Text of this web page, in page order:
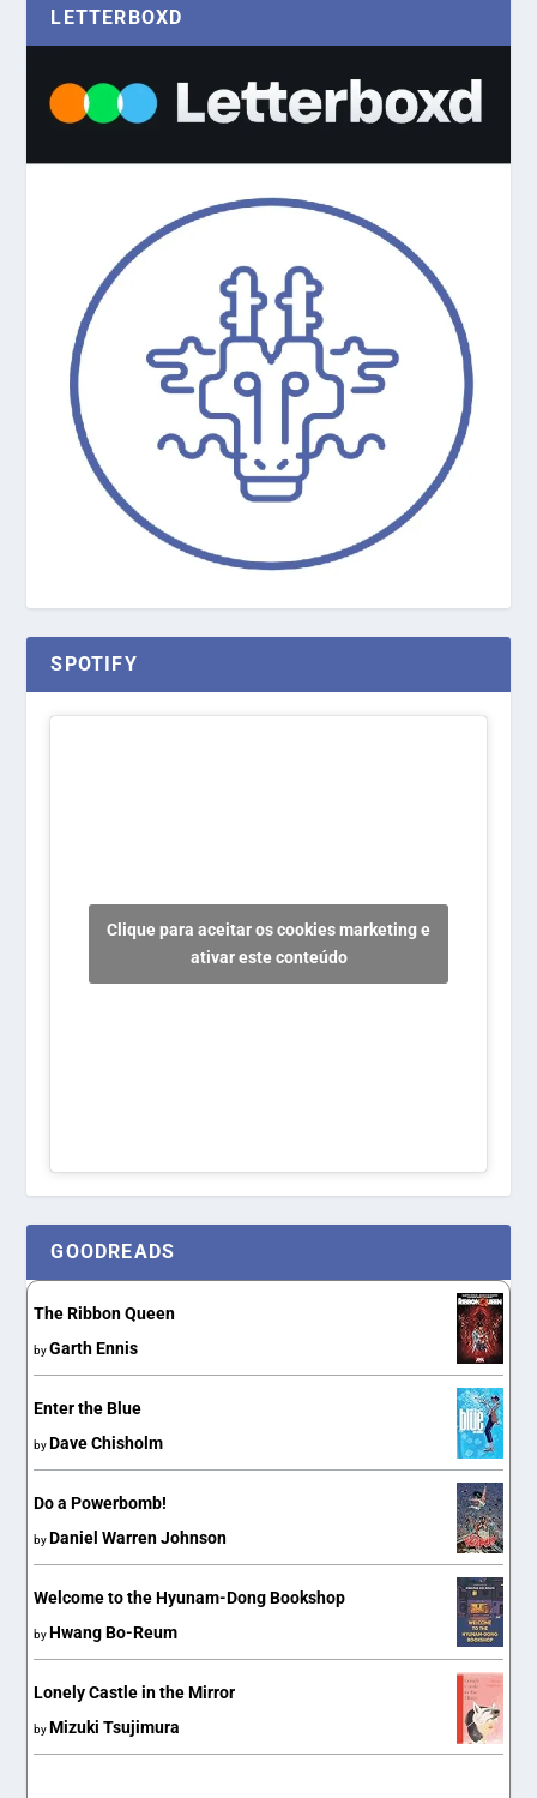
LETTERBOXD
SPOTIFY
Clique para aceitar os cookies marketing e
ativar este conteúdo
GOODREADS
The Ribbon Queen
byGarth Ennis
Enter the Blue
by Dave Chisholm
Do a Powerbomb!
by Daniel Warren Johnson
Welcome to the Hyunam-Dong Bookshop
by Hwang Bo-Reum
Lonely Castle in the Mirror
by Mizuki Tsujimura